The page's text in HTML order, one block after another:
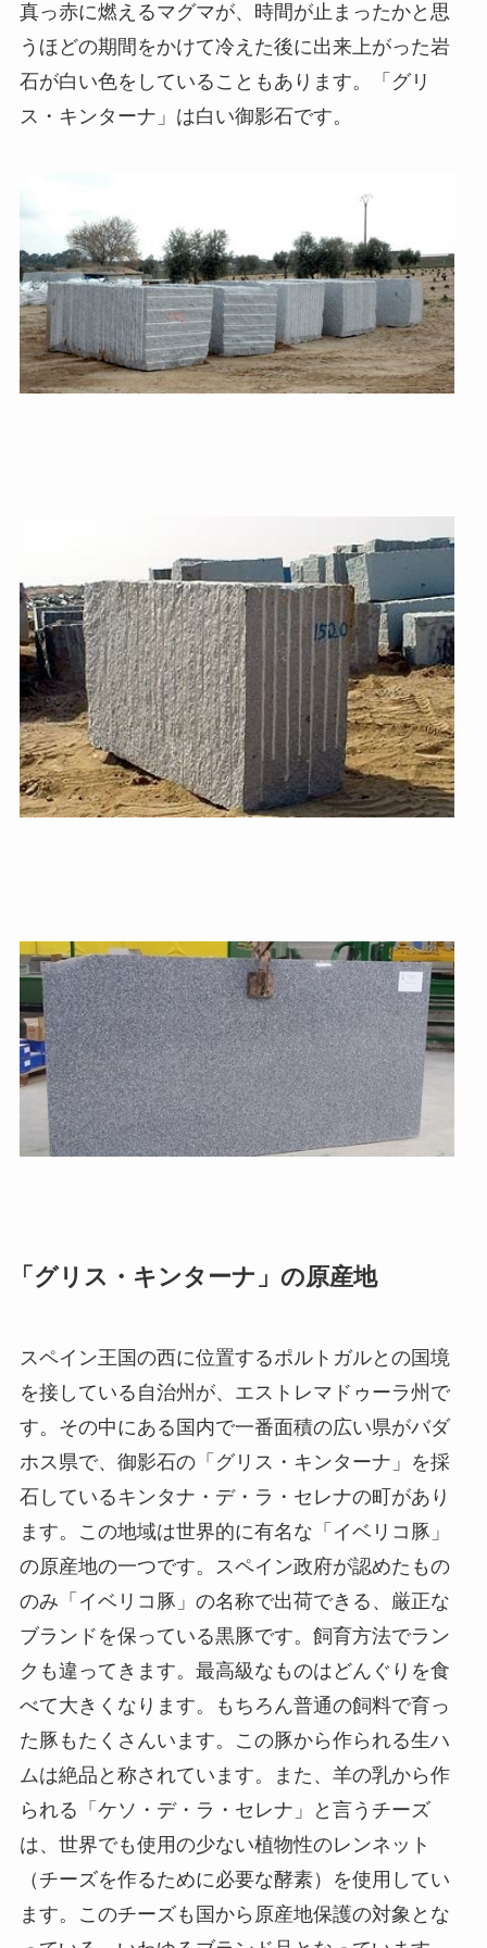
真っ赤に燃えるマグマが、時間が止まったかと思
うほどの期間をかけて冷えた後に出来上がった岩
石が白い色をしていることもあります。「グリ
ス・キンターナ」は白い御影石です。
「グリス・キンターナ」の原産地
スペイン王国の西に位置するポルトガルとの国境
を接している自治州が、エストレマドゥーラ州で
す。その中にある国内で一番面積の広い県がバダ
ホス県で、御影石の「グリス・キンターナ」を採
石しているキンタナ・デ・ラ・セレナの町があり
ます。この地域は世界的に有名な「イベリコ豚」
の原産地の一つです。スペイン政府が認めたもの
のみ「イベリコ豚」の名称で出荷できる、厳正な
ブランドを保っている黒豚です。飼育方法でラン
クも違ってきます。最高級なものはどんぐりを食
べて大きくなります。もちろん普通の飼料で育っ
た豚もたくさんいます。この豚から作られる生ハ
ムは絶品と称されています。また、羊の乳から作
られる「ケソ・デ・ラ・セレナ」と言うチーズ
は、世界でも使用の少ない植物性のレンネット
（チーズを作るために必要な酵素）を使用してい
ます。このチーズも国から原産地保護の対象とな